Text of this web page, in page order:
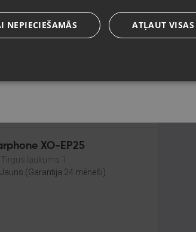
XO-EP25
laukums 1
(Garantija 24 mēneši)
/ Latvian
ATĻAUT
NEPIECIEŠAMĀS